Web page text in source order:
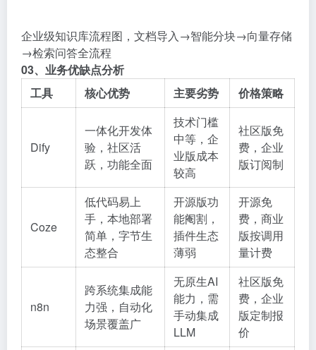
企业级知识库流程图，文档导入→智能分块→向量存储
→检索问答全流程
03、业务优缺点分析
工具
核心优势 主要劣势 价格策略
Dify
一体化开发体
验，社区活
跃，功能全面
技术门槛
中等，企
业版成本
较高
社区版免
费，企业
版订阅制
Coze
低代码易上
手，本地部署
简单，字节生
态整合
开源版功
能阉割，
插件生态
薄弱
开源免
费，商业
版按调用
量计费
n8n
跨系统集成能
力强，自动化
场景覆盖广
无原生AI
能力，需
手动集成
LLM
社区版免
费，企业
版定制报
价